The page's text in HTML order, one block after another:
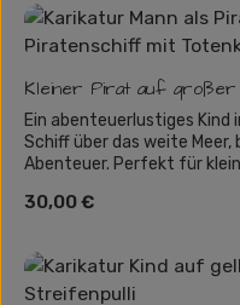
Kleiner Pirat auf
Ein abenteuerlustiges
Schiff über das weite
Abenteuer. Perfekt für
Regulärer Preis:
30,00 €